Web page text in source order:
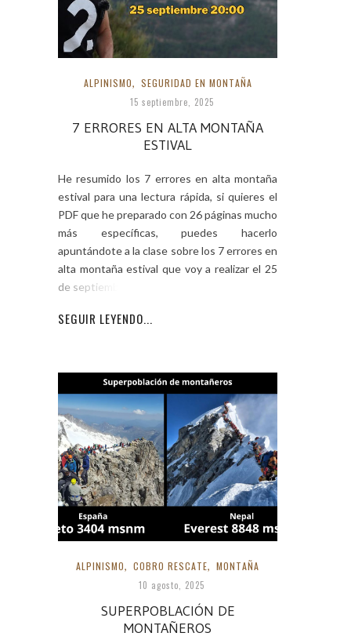
ALPINISMO, SEGURIDAD EN MONTAÑA
15 septiembre, 2025
7 ERRORES EN ALTA MONTAÑA
ESTIVAL
He resumido los 7 errores en alta montaña
estival para una lectura rápida, si quieres el
PDF que he preparado con 26 páginas mucho
más específicas, puedes hacerlo
apuntándote a la clase sobre los 7 errores en
alta montaña estival que voy a realizar el 25
de septiembre a las
SEGUIR LEYENDO...
ALPINISMO, COBRO RESCATE, MONTAÑA
10 agosto, 2025
SUPERPOBLACIÓN DE
MONTAÑEROS